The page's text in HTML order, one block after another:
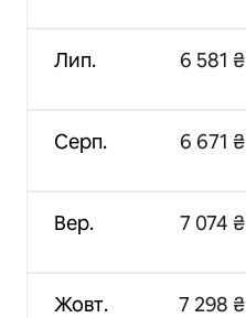
Лип.
Серп.
Вер.
Жовт.
6 581 ₴
6 671 ₴
7 074 ₴
7 298 ₴